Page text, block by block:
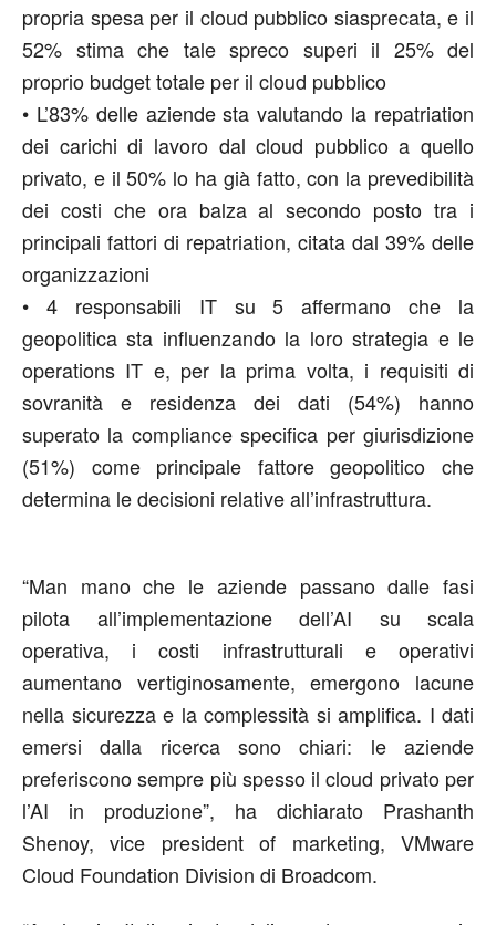
propria spesa per il cloud pubblico siasprecata, e il
52% stima che tale spreco superi il 25% del
proprio budget totale per il cloud pubblico
• L’83% delle aziende sta valutando la repatriation
dei carichi di lavoro dal cloud pubblico a quello
privato, e il 50% lo ha già fatto, con la prevedibilità
dei costi che ora balza al secondo posto tra i
principali fattori di repatriation, citata dal 39% delle
organizzazioni
• 4 responsabili IT su 5 affermano che la
geopolitica sta influenzando la loro strategia e le
operations IT e, per la prima volta, i requisiti di
sovranità e residenza dei dati (54%) hanno
superato la compliance specifica per giurisdizione
(51%) come principale fattore geopolitico che
determina le decisioni relative all’infrastruttura.
“Man mano che le aziende passano dalle fasi
pilota all’implementazione dell’AI su scala
operativa, i costi infrastrutturali e operativi
aumentano vertiginosamente, emergono lacune
nella sicurezza e la complessità si amplifica. I dati
emersi dalla ricerca sono chiari: le aziende
preferiscono sempre più spesso il cloud privato per
l’AI in produzione”, ha dichiarato Prashanth
Shenoy, vice president of marketing, VMware
Cloud Foundation Division di Broadcom.